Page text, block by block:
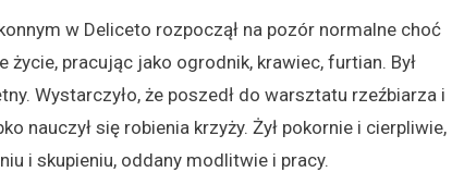
w Deliceto rozpoczął na pozór normalne choć
życie, pracując jako ogrodnik, krawiec, furtian. Był
Wystarczyło, że poszedł do warsztatu rzeźbiarza i
nauczył się robienia krzyży. Żył pokornie i cierpliwie,
i skupieniu, oddany modlitwie i pracy.